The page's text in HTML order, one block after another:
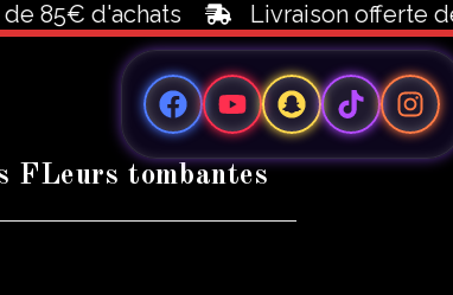
d'achats Livraison offerte dès
FLeurs tombantes